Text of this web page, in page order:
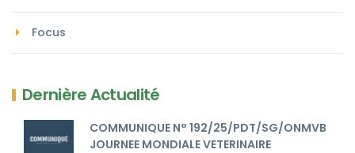
Focus
Dernière Actualité
COMMUNIQUE N° 192/25/PDT/SG/ONMVB
JOURNEE MONDIALE VETERINAIRE